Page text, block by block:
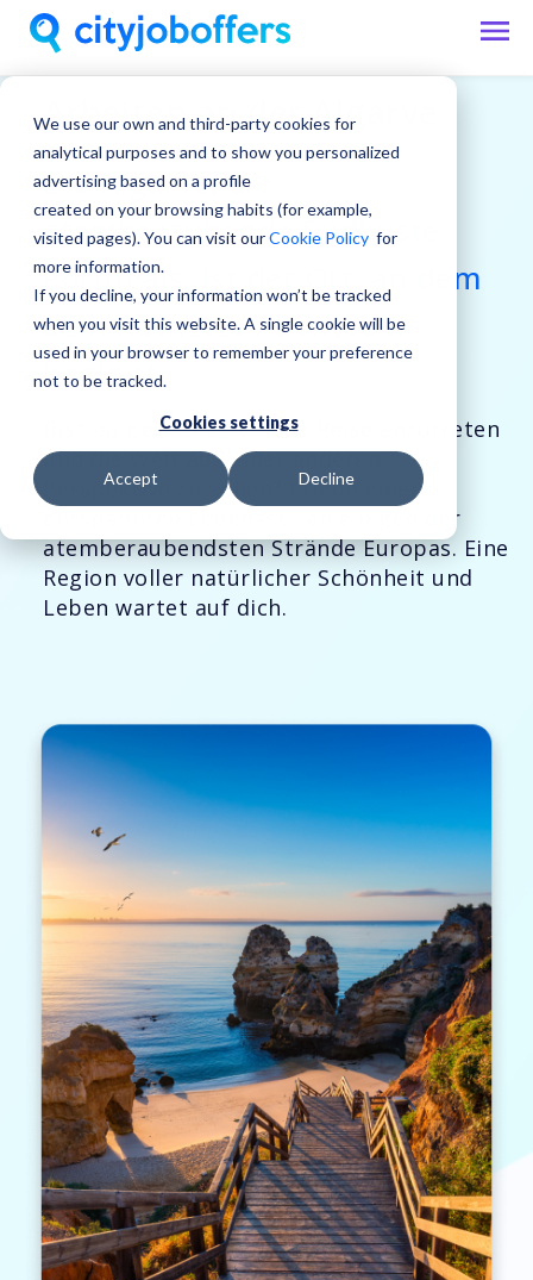
We use our own and third-party cookies for
analytical purposes and to show you personalized
advertising based on a profile
created on your browsing habits (for example,
visited pages). You can visit ourCookie Policy for
more information.
If you decline, your information won’t be tracked
when you visit this website. A single cookie will be
used in your browser to remember your preference
not to be tracked.
Cookies settings
Accept Decline
Arbeiten an der Algarve
Die Algarve, die
atemberaubende Südküste
Portugals, ist der Ort, an dem
dein nächstes Abenteuer
beginnt
Bist du bereit, eine neue Reise anzutreten
und die Welt aus einer anderen
Perspektive zu sehen? Erlebe einen
entspannten Lebensstil an einigen der
atemberaubendsten Strände Europas. Eine
Region voller natürlicher Schönheit und
Leben wartet auf dich.